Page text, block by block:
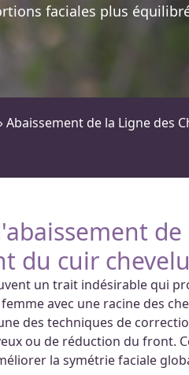
faciales plus
›Abaissement de la Ligne des
du cuir
un trait indésirable qui
avec une racine des
des techniques de
ou de réduction du front.
la symétrie faciale